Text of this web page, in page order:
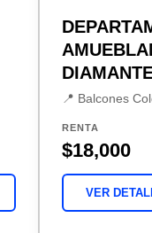
📍 Balcones
RENTA
$18,000
VER